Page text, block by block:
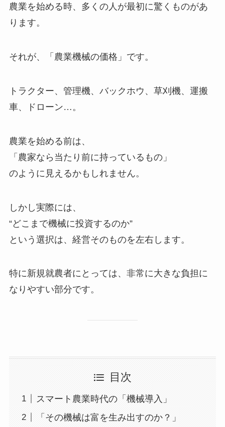
農業を始める時、多くの人が最初に驚くものがあ
ります。
それが、「農業機械の価格」です。
トラクター、管理機、バックホウ、草刈機、運搬
車、ドローン…。
農業を始める前は、
「農家なら当たり前に持っているもの」
のように見えるかもしれません。
しかし実際には、
“どこまで機械に投資するのか”
という選択は、経営そのものを左右します。
特に新規就農者にとっては、非常に大きな負担に
なりやすい部分です。
目次
スマート農業時代の「機械導入」
「その機械は富を生み出すのか？」